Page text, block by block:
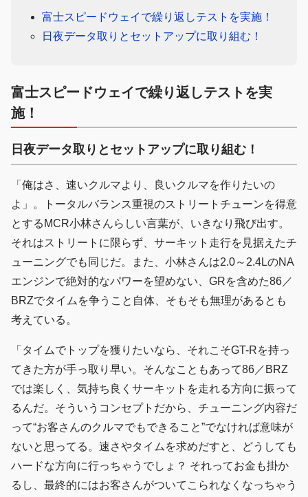
富士スピードウェイで繰り返しテストを実施！
日夜データ取りとセットアップに取り組む！
富士スピードウェイで繰り返しテストを実
施！
日夜データ取りとセットアップに取り組む！
「俺はさ、速いクルマより、良いクルマを作りたいの
よ」。トータルバランス重視のストリートチューンを得意
とするMCR小林さんらしい言葉が、いきなり飛び出す。
それはストリートに限らず、サーキット走行を見据えたチ
ューニングでも同じだ。また、小林さんは2.0～2.4LのNA
エンジンで絶対的なパワーを望めない、GRを含めた86／
BRZでタイムを争うこと自体、そもそも無理があるとも
考えている。
「タイムでトップを獲りたいなら、それこそGT-Rを持っ
てきた方が手っ取り早い。そんなこともあって86／BRZ
では楽しく、気持ち良くサーキットを走れる方向に振って
るんだ。そういうコンセプトだから、チューニング内容だ
って“お客さんのクルマでもできること”でなければ意味が
ないと思ってる。速さやタイムを求めだすと、どうしても
ハードな方向に行っちゃうでしょ？ それってお金も掛か
るし、最終的にはお客さんがついてこられなくなっちゃう